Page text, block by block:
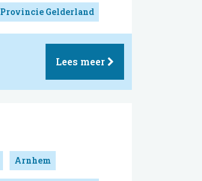
Provincie Gelderland
Lees meer
Arnhem